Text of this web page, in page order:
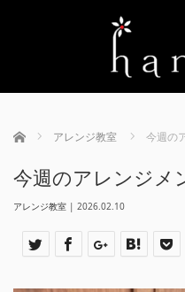
ホーム アレンジ教室 今週の
今週のアレンジメ
アレンジ教室 | 2026.02.10